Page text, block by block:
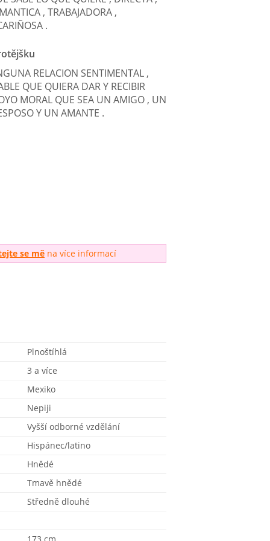
, TRABAJADORA ,
.
RELACION SENTIMENTAL ,
QUE QUIERA DAR Y RECIBIR
MORAL QUE SEA UN AMIGO , UN
Y UN AMANTE .
se mě na více informací
Plnoštíhlá
3 a více
Mexiko
Nepiji
Vyšší odborné vzdělání
Hispánec/latino
Hnědé
Tmavě hnědé
Středně dlouhé